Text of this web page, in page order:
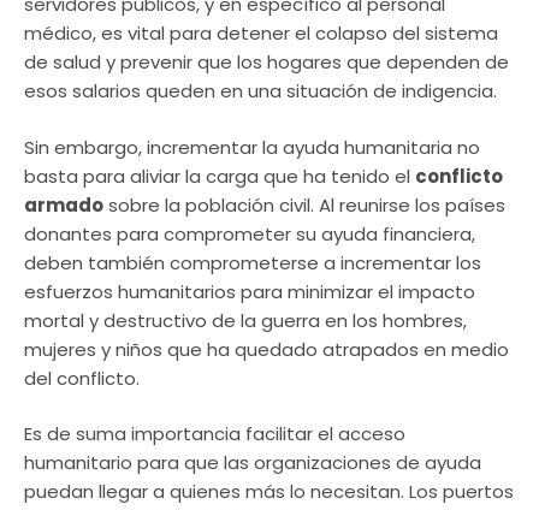
médico, es vital para detener el colapso del sistema
de salud y prevenir que los hogares que dependen de
esos salarios queden en una situación de indigencia.
Sin embargo, incrementar la ayuda humanitaria no
basta para aliviar la carga que ha tenido el conflicto
armadosobre la población civil. Al reunirse los países
donantes para comprometer su ayuda financiera,
deben también comprometerse a incrementar los
esfuerzos humanitarios para minimizar el impacto
mortal y destructivo de la guerra en los hombres,
mujeres y niños que ha quedado atrapados en medio
del conflicto.
Es de suma importancia facilitar el acceso
humanitario para que las organizaciones de ayuda
puedan llegar a quienes más lo necesitan. Los puertos